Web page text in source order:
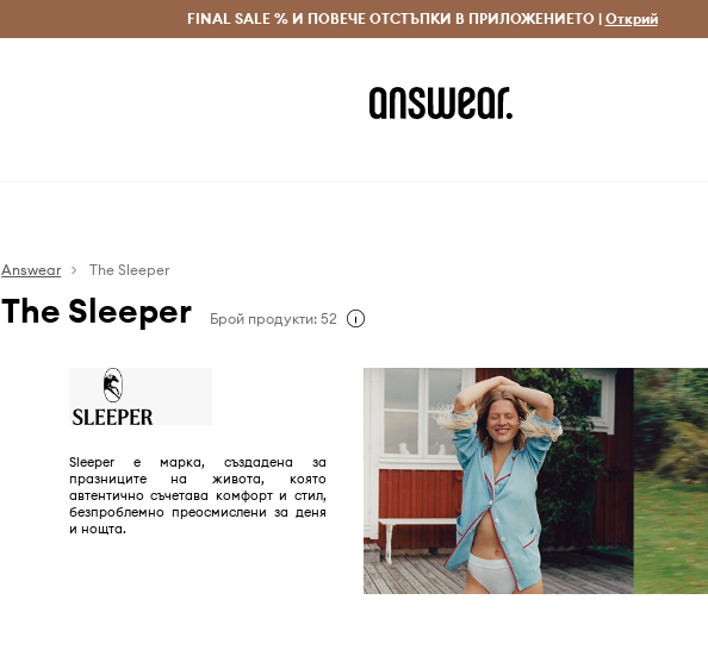
Безплатни доставка и връщане за поръчки над 70 EUR Доставка 1-5 дни
FINAL SALE % И ПОВЕЧЕ ОТСТЪПКИ В ПРИЛОЖЕНИЕТО | Открий
Answear The Sleeper
The Sleeper Брой продукти: 52
Sleeper е марка, създадена за
празниците на живота, която
автентично съчетава комфорт и стил,
безпроблемно преосмислени за деня
и нощта.